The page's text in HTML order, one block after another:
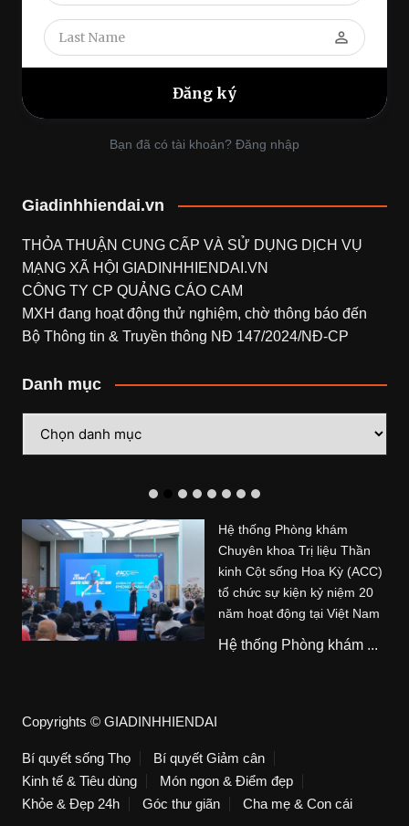
perm_identity
Bạn đã có tài khoản? Đăng nhập
Giadinhhiendai.vn
THỎA THUẬN CUNG CẤP VÀ SỬ DỤNG DỊCH VỤ
MẠNG XÃ HỘI GIADINHHIENDAI.VN
CÔNG TY CP QUẢNG CÁO CAM
MXH đang hoạt động thử nghiệm, chờ thông báo đến
Bộ Thông tin & Truyền thông NĐ 147/2024/NĐ-CP
Danh mục
mục
Hệ thống Phòng khám
Chuyên khoa Trị liệu Thần
kinh Cột sống Hoa Kỳ (ACC)
tổ chức sự kiện kỷ niệm 20
năm hoạt động tại Việt Nam
Hệ thống Phòng khám ...
Copyrights © GIADINHHIENDAI
Bí quyết sống Thọ
Bí quyết Giảm cân
Kinh tế & Tiêu dùng
Món ngon & Điểm đẹp
Khỏe & Đẹp 24h
Góc thư giãn Cha mẹ & Con cái